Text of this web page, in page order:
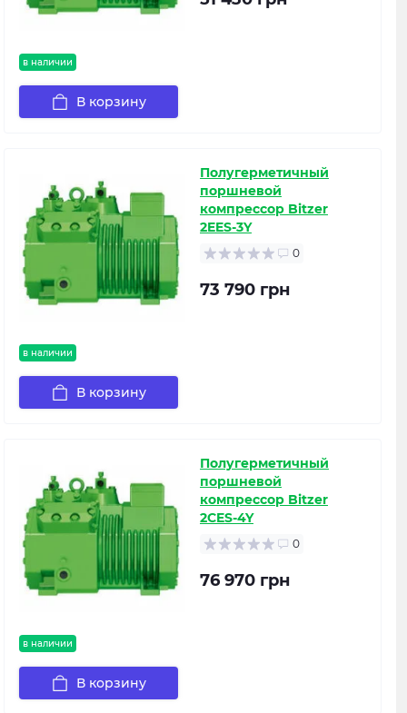
в наличии
В корзину
в наличии
Полугерметичный
поршневой
компрессор Bitzer
2EES-3Y
0
73 790 грн
В корзину
в наличии
Полугерметичный
поршневой
компрессор Bitzer
2CES-4Y
0
76 970 грн
В корзину